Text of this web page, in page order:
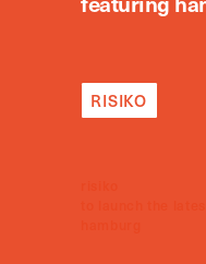
RISIKO
to launch the